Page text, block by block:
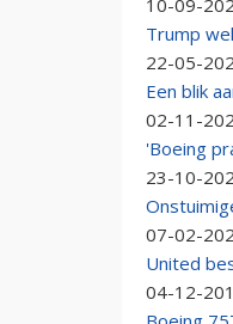
10-09-
Trump
22-05-
Een blik
02-11-
'Boeing
23-10-
07-02-
United
04-12-